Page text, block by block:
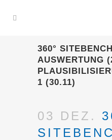
360°
AUSWERTUNG
1 (30.11)
03 DEZ.